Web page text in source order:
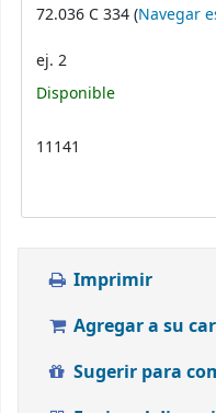
72.036 C 334 (Navegar
ej. 2
Disponible
11141
Imprimir
Agregar a su
Sugerir para